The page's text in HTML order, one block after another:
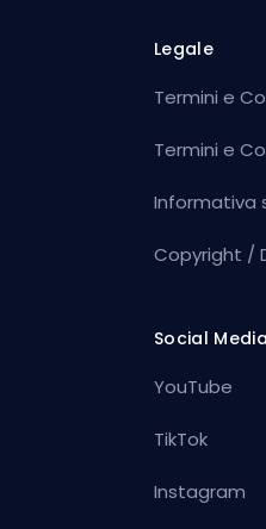
Legale
Termini e
Termini e
Informativa
Copyright /
Social Media
YouTube
TikTok
Instagram